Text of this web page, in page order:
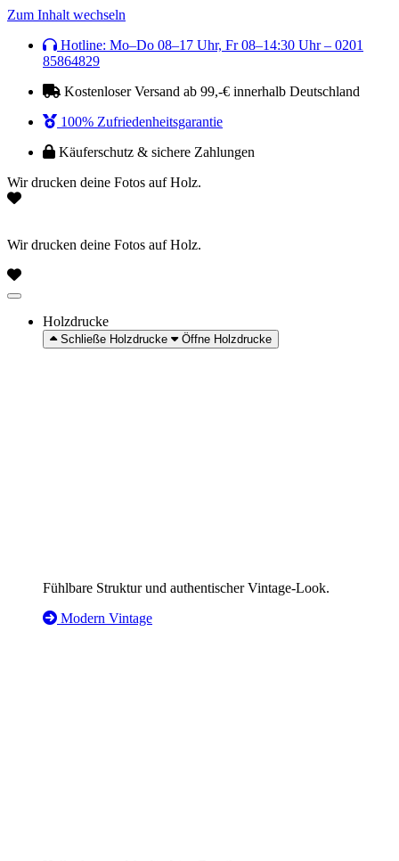
Zum Inhalt wechseln
Hotline: Mo–Do 08–17 Uhr, Fr 08–14:30 Uhr – 0201
85864829
Kostenloser Versand ab 99,-€ innerhalb Deutschland
100% Zufriedenheitsgarantie
Käuferschutz & sichere Zahlungen
Wir drucken deine Fotos auf Holz.
Wir drucken deine Fotos auf Holz.
Holzdrucke
Schließe Holzdrucke Öffne Holzdrucke
Fühlbare Struktur und authentischer Vintage-Look.
Modern Vintage